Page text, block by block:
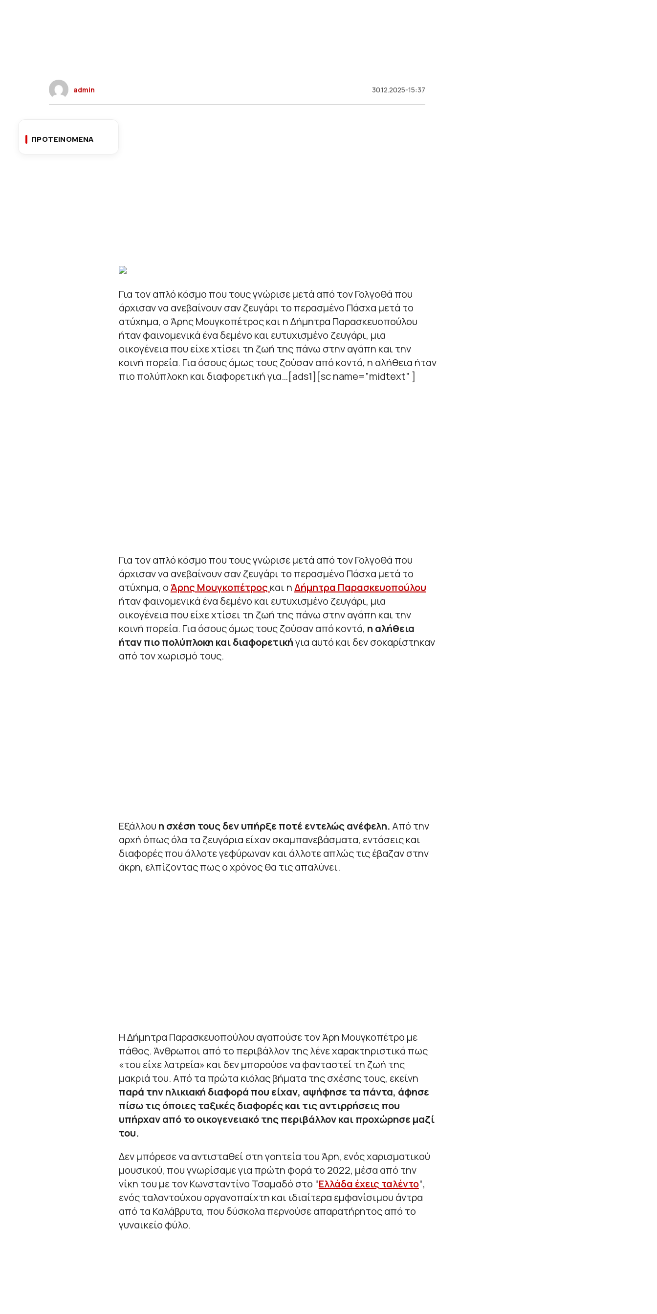
admin 30.12.2025-15:37
ΠΡΟΤΕΙΝΟΜΕΝΑ
Για τον απλό κόσμο που τους γνώρισε μετά από τον Γολγοθά που
άρχισαν να ανεβαίνουν σαν ζευγάρι το περασμένο Πάσχα μετά το
ατύχημα, ο Άρης Μουγκοπέτρος και η Δήμητρα Παρασκευοπούλου
ήταν φαινομενικά ένα δεμένο και ευτυχισμένο ζευγάρι, μια
οικογένεια που είχε χτίσει τη ζωή της πάνω στην αγάπη και την
κοινή πορεία. Για όσους όμως τους ζούσαν από κοντά, η αλήθεια ήταν
πιο πολύπλοκη και διαφορετική για…[ads1][sc name=”midtext” ]
Για τον απλό κόσμο που τους γνώρισε μετά από τον Γολγοθά που
άρχισαν να ανεβαίνουν σαν ζευγάρι το περασμένο Πάσχα μετά το
ατύχημα, οΆρης Μουγκοπέτρος και ηΔήμητρα Παρασκευοπούλου
ήταν φαινομενικά ένα δεμένο και ευτυχισμένο ζευγάρι, μια
οικογένεια που είχε χτίσει τη ζωή της πάνω στην αγάπη και την
κοινή πορεία. Για όσους όμως τους ζούσαν από κοντά, η αλήθεια
ήταν πιο πολύπλοκη και διαφορετικήγια αυτό και δεν σοκαρίστηκαν
από τον χωρισμό τους.
Εξάλλου η σχέση τους δεν υπήρξε ποτέ εντελώς ανέφελη. Από την
αρχή όπως όλα τα ζευγάρια είχαν σκαμπανεβάσματα, εντάσεις και
διαφορές που άλλοτε γεφύρωναν και άλλοτε απλώς τις έβαζαν στην
άκρη, ελπίζοντας πως ο χρόνος θα τις απαλύνει.
Η Δήμητρα Παρασκευοπούλου αγαπούσε τον Άρη Μουγκοπέτρο με
πάθος. Άνθρωποι από το περιβάλλον της λένε χαρακτηριστικά πως
«του είχε λατρεία» και δεν μπορούσε να φανταστεί τη ζωή της
μακριά του. Από τα πρώτα κιόλας βήματα της σχέσης τους, εκείνη
παρά την ηλικιακή διαφορά που είχαν, αψήφησε τα πάντα, άφησε
πίσω τις όποιες ταξικές διαφορές και τις αντιρρήσεις που
υπήρχαν από το οικογενειακό της περιβάλλον και προχώρησε μαζί
του.
Δεν μπόρεσε να αντισταθεί στη γοητεία του Άρη, ενός χαρισματικού
μουσικού, που γνωρίσαμε για πρώτη φορά το 2022, μέσα από την
νίκη του με τον Κωνσταντίνο Τσαμαδό στο “Ελλάδα έχεις ταλέντο“,
ενός ταλαντούχου οργανοπαίχτη και ιδιαίτερα εμφανίσιμου άντρα
από τα Καλάβρυτα, που δύσκολα περνούσε απαρατήρητος από το
γυναικείο φύλο.